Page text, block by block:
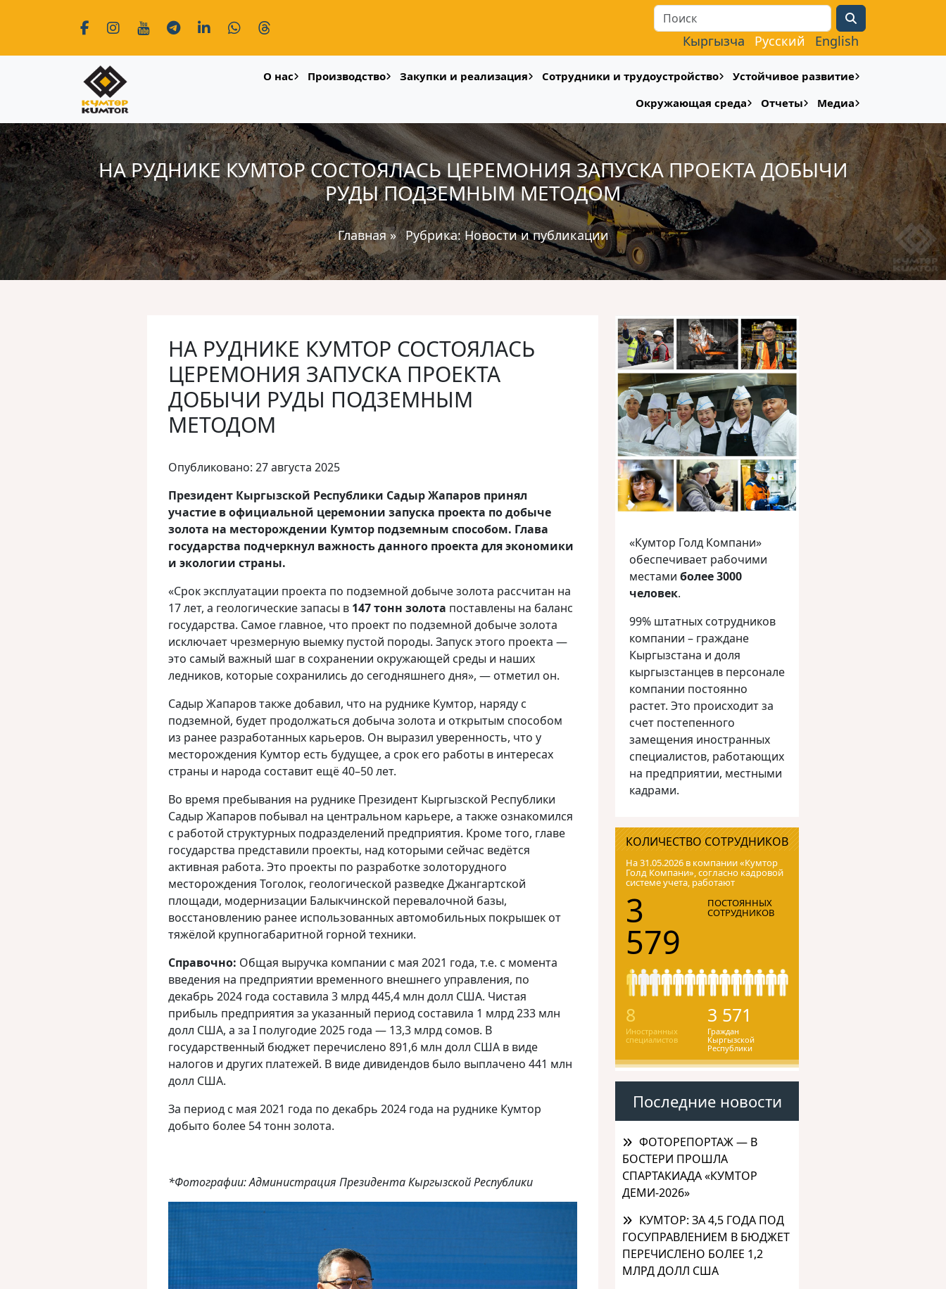
Search
Кыргызча Русский English
О нас Производство Закупки и реализация Сотрудники и трудоустройство
Устойчивое развитие
Окружающая среда
Отчеты Медиа
НА РУДНИКЕ КУМТОР СОСТОЯЛАСЬ ЦЕРЕМОНИЯ ЗАПУСКА ПРОЕКТА ДОБЫЧИ
РУДЫ ПОДЗЕМНЫМ МЕТОДОМ
Главная» Рубрика:Новости и публикации
НА РУДНИКЕ КУМТОР СОСТОЯЛАСЬ
ЦЕРЕМОНИЯ ЗАПУСКА ПРОЕКТА
ДОБЫЧИ РУДЫ ПОДЗЕМНЫМ
МЕТОДОМ
Опубликовано: 27 августа 2025
Президент Кыргызской Республики Садыр Жапаров принял
участие в официальной церемонии запуска проекта по добыче
золота на месторождении Кумтор подземным способом. Глава
государства подчеркнул важность данного проекта для экономики
и экологии страны.
«Срок эксплуатации проекта по подземной добыче золота рассчитан на
17 лет, а геологические запасы в 147 тонн золота поставлены на баланс
государства. Самое главное, что проект по подземной добыче золота
исключает чрезмерную выемку пустой породы. Запуск этого проекта —
это самый важный шаг в сохранении окружающей среды и наших
ледников, которые сохранились до сегодняшнего дня», — отметил он.
Садыр Жапаров также добавил, что на руднике Кумтор, наряду с
подземной, будет продолжаться добыча золота и открытым способом
из ранее разработанных карьеров. Он выразил уверенность, что у
месторождения Кумтор есть будущее, а срок его работы в интересах
страны и народа составит ещё 40–50 лет.
Во время пребывания на руднике Президент Кыргызской Республики
Садыр Жапаров побывал на центральном карьере, а также ознакомился
с работой структурных подразделений предприятия. Кроме того, главе
государства представили проекты, над которыми сейчас ведётся
активная работа. Это проекты по разработке золоторудного
месторождения Тоголок, геологической разведке Джангартской
площади, модернизации Балыкчинской перевалочной базы,
восстановлению ранее использованных автомобильных покрышек от
тяжёлой крупногабаритной горной техники.
Справочно: Общая выручка компании с мая 2021 года, т.е. с момента
введения на предприятии временного внешнего управления, по
декабрь 2024 года составила 3 млрд 445,4 млн долл США. Чистая
прибыль предприятия за указанный период составила 1 млрд 233 млн
долл США, а за I полугодие 2025 года — 13,3 млрд сомов. В
государственный бюджет перечислено 891,6 млн долл США в виде
налогов и других платежей. В виде дивидендов было выплачено 441 млн
долл США.
За период с мая 2021 года по декабрь 2024 года на руднике Кумтор
добыто более 54 тонн золота.
*Фотографии: Администрация Президента Кыргызской Республики
«Кумтор Голд Компани»
обеспечивает рабочими
местами более 3000
человек.
99% штатных сотрудников
компании – граждане
Кыргызстана и доля
кыргызстанцев в персонале
компании постоянно
растет. Это происходит за
счет постепенного
замещения иностранных
специалистов, работающих
на предприятии, местными
кадрами.
КОЛИЧЕСТВО СОТРУДНИКОВ
На 31.05.2026 в компании «Кумтор
Голд Компани», согласно кадровой
системе учета, работают
3
579
ПОСТОЯННЫХ
СОТРУДНИКОВ
8
Иностранных
специалистов
3 571
Граждан
Кыргызской
Республики
Последние новости
ФОТОРЕПОРТАЖ — В
БОСТЕРИ ПРОШЛА
СПАРТАКИАДА «КУМТОР
ДЕМИ-2026»
КУМТОР: ЗА 4,5 ГОДА ПОД
ГОСУПРАВЛЕНИЕМ В БЮДЖЕТ
ПЕРЕЧИСЛЕНО БОЛЕЕ 1,2
МЛРД ДОЛЛ США